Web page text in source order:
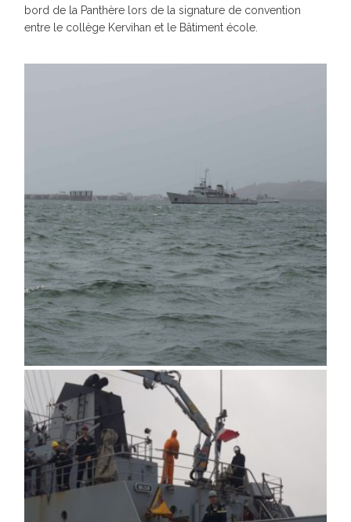
bord de la Panthère lors de la signature de convention
entre le collège Kervihan et le Bâtiment école.